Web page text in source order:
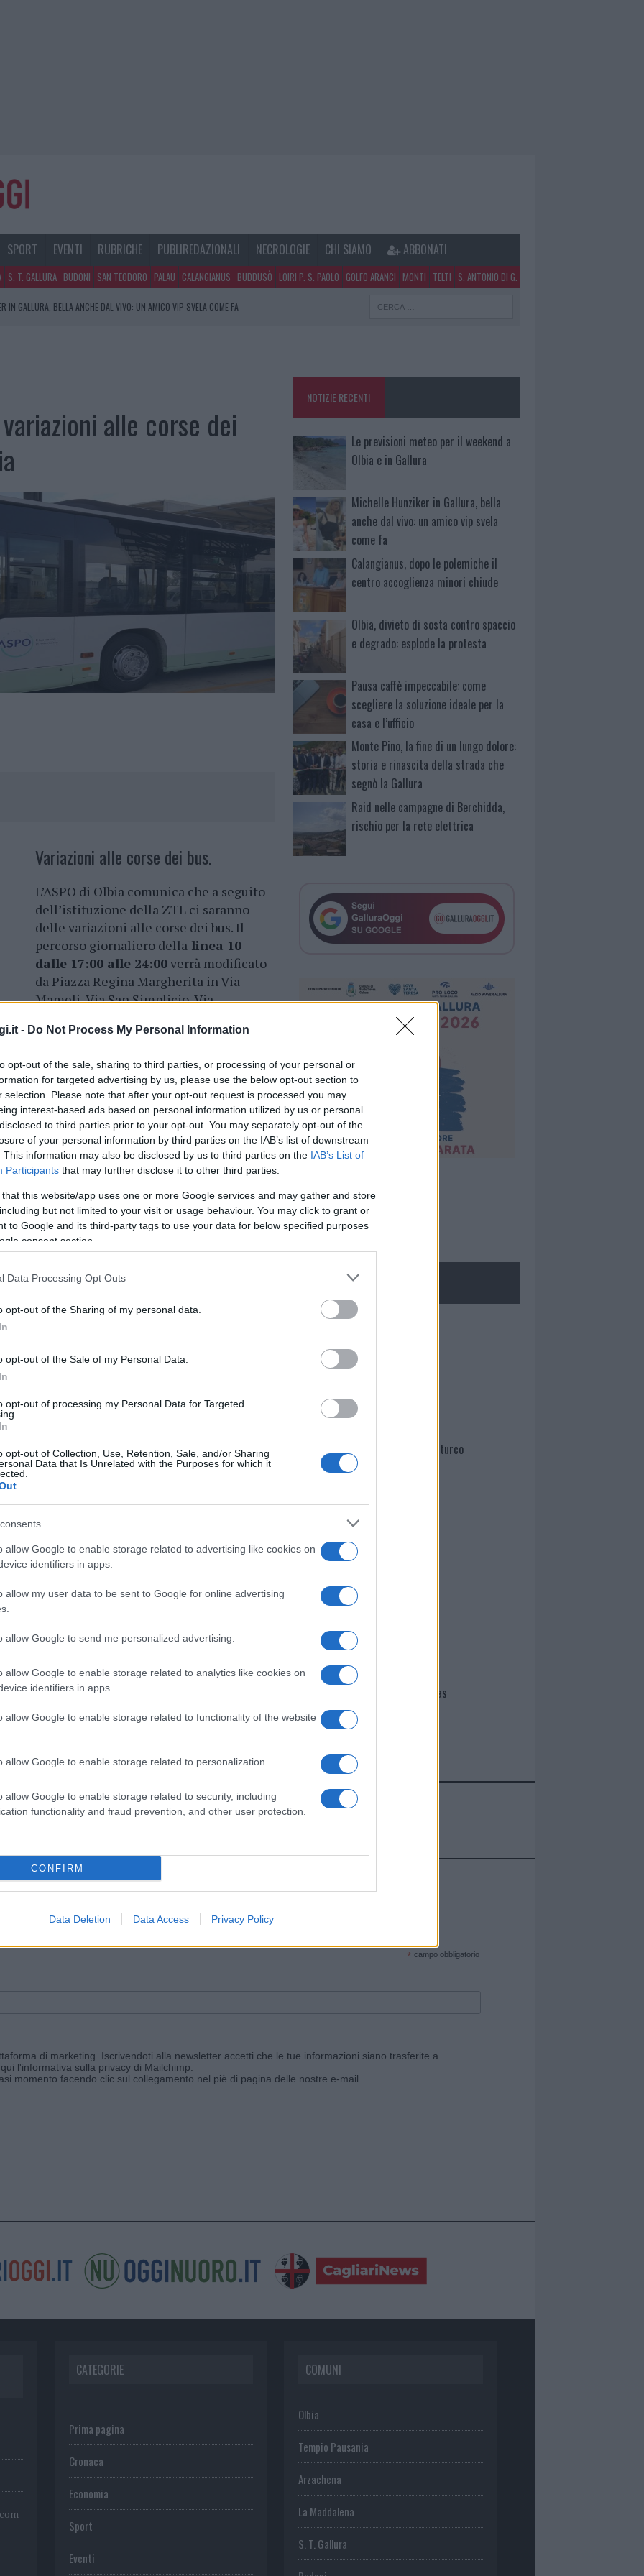
- Do Not Process My Personal Information
opt-out of the sale, sharing to third parties, or processing of your personal or
for targeted advertising by us, please use the below opt-out section to
selection. Please note that after your opt-out request is processed you may
interest-based ads based on personal information utilized by us or personal
to third parties prior to your opt-out. You may separately opt-out of the
of your personal information by third parties on the IAB’s list of downstream
This information may also be disclosed by us to third parties on the IAB’s List of
Participants that may further disclose it to other third parties.
that this website/app uses one or more Google services and may gather and store
but not limited to your visit or usage behaviour. You may click to grant or
to Google and its third-party tags to use your data for below specified purposes
consent section.
Data Processing Opt Outs
opt-out of the Sharing of my personal data.
opt-out of the Sale of my Personal Data.
opt-out of processing my Personal Data for Targeted
opt-out of Collection, Use, Retention, Sale, and/or Sharing
Data that Is Unrelated with the Purposes for which it
allow Google to enable storage related to advertising like cookies on
identifiers in apps.
allow my user data to be sent to Google for online advertising
allow Google to send me personalized advertising.
allow Google to enable storage related to analytics like cookies on
identifiers in apps.
allow Google to enable storage related to functionality of the website
allow Google to enable storage related to personalization.
allow Google to enable storage related to security, including
functionality and fraud prevention, and other user protection.
CONFIRM
Data Deletion Data Access Privacy Policy
SPORT EVENTI RUBRICHE PUBLIREDAZIONALI NECROLOGIE CHI SIAMO ABBONATI
S. T. GALLURA BUDONI SAN TEODORO PALAU CALANGIANUS BUDDUSÒ LOIRI P. S. PAOLO GOLFO ARANCI MONTI TELTI S. ANTONIO DI G.
IN GALLURA, BELLA ANCHE DAL VIVO: UN AMICO VIP SVELA COME FA
variazioni alle corse dei
Variazioni alle corse dei bus.
L’ASPO di Olbia comunica che a seguito
dell’istituzione della ZTL ci saranno
delle variazioni alle corse dei bus. Il
percorso giornaliero della linea 10
dalle 17:00 alle 24:00verrà modificato
da Piazza Regina Margherita in Via
Mameli, Via San Simplicio, Via
cliccandoqui
nella sezioneLogindal menù del sito o
i tuoi video e le tue foto
+39 345 356 7512
di GalluraOggi.it
news daGoogle News
Prossimo articolo
NOTIZIE RECENTI
Le previsioni meteo per il weekend a
Olbia e in Gallura
Michelle Hunziker in Gallura, bella
anche dal vivo: un amico vip svela
come fa
Calangianus, dopo le polemiche il
centro accoglienza minori chiude
Olbia, divieto di sosta contro spaccio
e degrado: esplode la protesta
Pausa caffè impeccabile: come
scegliere la soluzione ideale per la
casa e l’ufficio
Monte Pino, la fine di un lungo dolore:
storia e rinascita della strada che
segnò la Gallura
Raid nelle campagne di Berchidda,
rischio per la rete elettrica
NECROLOGIE
Martina Agostina Diturco
I nostri cari
I nostri cari
Giovannimaria Cabras
Invia un Comunicato Stampa|Pubblicità|Segnala
e ricevi le nostre email periodiche contenenti le ultime notizie pubblicate sul sito web!
* campo obbligatorio
di marketing. Iscrivendoti alla newsletter accetti che le tue informazioni siano trasferite a
l'informativa sulla privacy di Mailchimp
momento facendo clic sul collegamento nel piè di pagina delle nostre e-mail.
CATEGORIE
Prima pagina
Cronaca
Economia
Sport
Eventi
COMUNI
Olbia
Tempio Pausania
Arzachena
La Maddalena
S. T. Gallura